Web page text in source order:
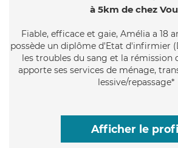
à 5km de chez
Fiable, efficace et gaie, Amélia a 18
possède un diplôme d'Etat d'infirmier
les troubles du sang et la rémission
apporte ses services de ménage,
lessive/repassage*
Afficher le profil